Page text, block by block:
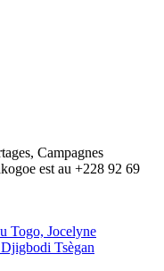
Campagnes
est au +228 92 69